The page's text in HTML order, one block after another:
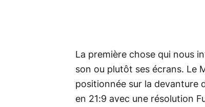
La première chose qui nous
son ou plutôt ses écrans. Le
positionnée sur la devanture
en 21:9 avec une résolution